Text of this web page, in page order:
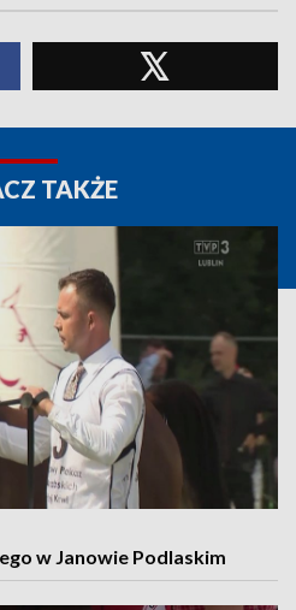
TAKŻE
w Janowie Podlaskim